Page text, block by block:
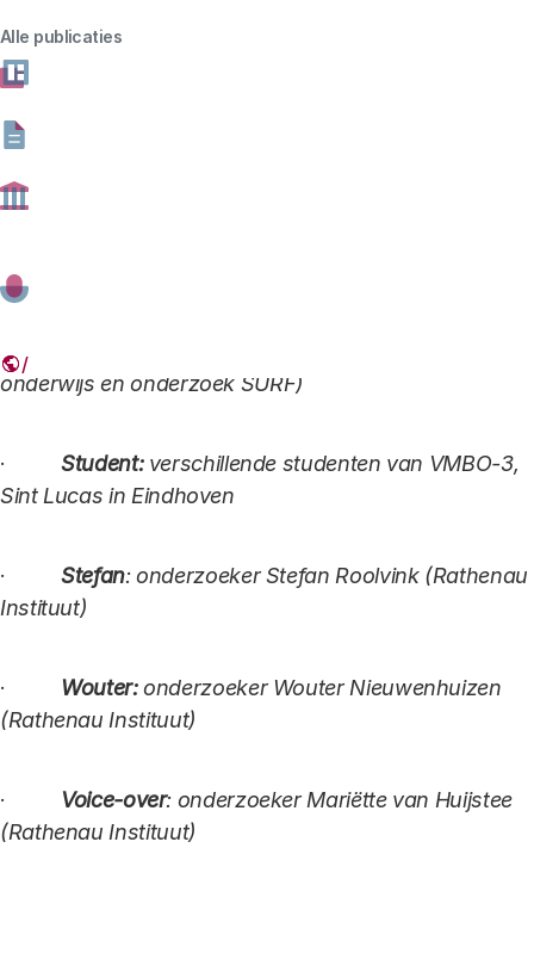
Alle publicaties
In deze aflevering komen de volgende personen aan
Eindhoven)
·
onderwijs en onderzoek SURF)
·Student: verschillende studenten van VMBO-3,
Sint Lucas in Eindhoven
·Stefan: onderzoeker Stefan Roolvink (Rathenau
Instituut)
· Wouter:onderzoeker Wouter Nieuwenhuizen
(Rathenau Instituut)
· Voice-over: onderzoeker Mariëtte van Huijstee
(Rathenau Instituut)